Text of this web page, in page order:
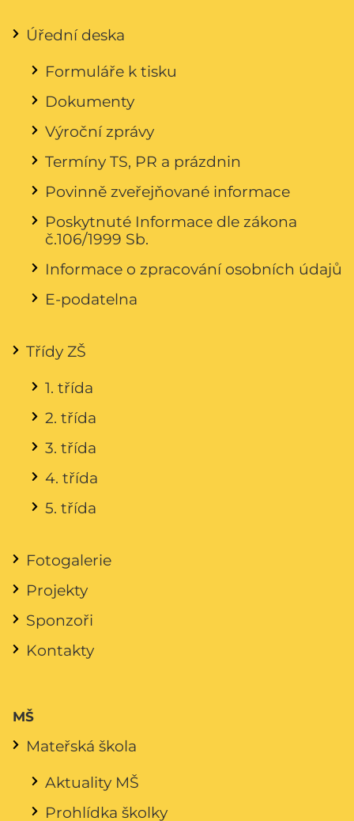
Úřední deska
Formuláře k tisku
Dokumenty
Výroční zprávy
Termíny TS, PR a prázdnin
Povinně zveřejňované informace
Poskytnuté Informace dle zákona
č.106/1999 Sb.
Informace o zpracování osobních údajů
E-podatelna
Třídy ZŠ
1. třída
2. třída
3. třída
4. třída
5. třída
Fotogalerie
Projekty
Sponzoři
Kontakty
MŠ
Mateřská škola
Aktuality MŠ
Prohlídka školky